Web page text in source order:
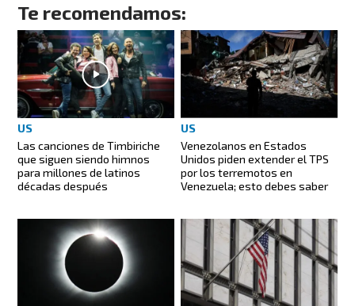
Te recomendamos:
US
Las canciones de Timbiriche
que siguen siendo himnos
para millones de latinos
décadas después
US
Venezolanos en Estados
Unidos piden extender el TPS
por los terremotos en
Venezuela; esto debes saber